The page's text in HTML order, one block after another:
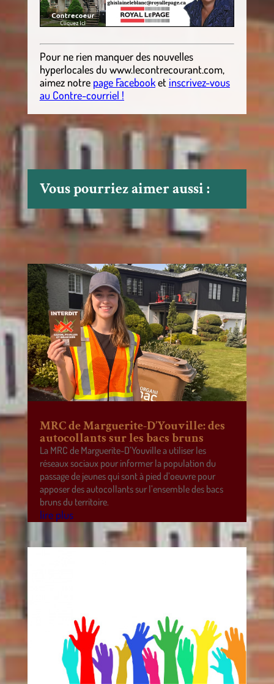
Pour ne rien manquer des nouvelles
hyperlocalesdu www.lecontrecourant.com,
aimez notre page Facebooket inscrivez-vous
au Contre-courriel !
Vous pourriez aimer aussi :
MRC de Marguerite-D’Youville: des
autocollants sur les bacs bruns
La MRC de Marguerite-D’Youville a utiliser les
réseaux sociaux pour informer la population du
passage de jeunes qui sont à pied d’oeuvre pour
apposer des autocollants sur l’ensemble des bacs
bruns du territoire.
lire plus